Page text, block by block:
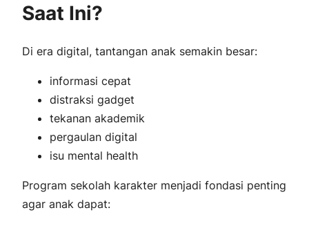
Saat Ini?
Di era digital, tantangan anak semakin besar:
informasi cepat
distraksi gadget
tekanan akademik
pergaulan digital
isu mental health
Program sekolah karakter menjadi fondasi penting
agar anak dapat: